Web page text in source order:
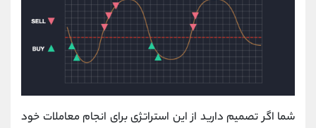
شما اگر تصمیم دارید از این استراتژی برای انجام معاملات خود